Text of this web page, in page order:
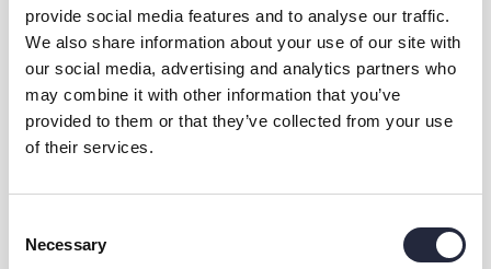
provide social media features and to analyse our traffic.
We also share information about your use of our site with
our social media, advertising and analytics partners who
may combine it with other information that you’ve
provided to them or that they’ve collected from your use
of their services.
Selection
Necessary
Vänge Art Gallery